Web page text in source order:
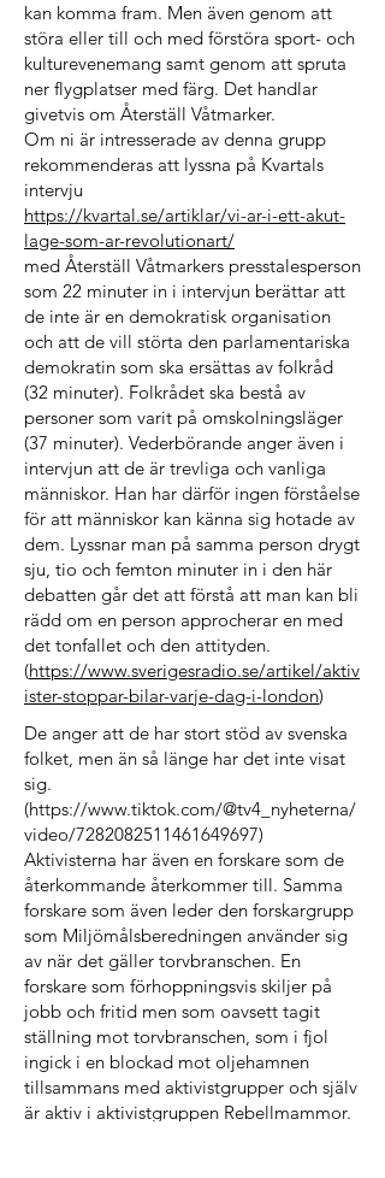
kan komma fram. Men även genom att
störa eller till och med förstöra sport- och
kulturevenemang samt genom att spruta
ner flygplatser med färg. Det handlar
givetvis om Återställ Våtmarker.
Om ni är intresserade av denna grupp
rekommenderas att lyssna på Kvartals
intervju
https://kvartal.se/artiklar/vi-ar-i-ett-akut-
lage-som-ar-revolutionart/
med Återställ Våtmarkers presstalesperson
som 22 minuter in i intervjun berättar att
de inte är en demokratisk organisation
och att de vill störta den parlamentariska
demokratin som ska ersättas av folkråd
(32 minuter). Folkrådet ska bestå av
personer som varit på omskolningsläger
(37 minuter). Vederbörande anger även i
intervjun att de är trevliga och vanliga
människor. Han har därför ingen förståelse
för att människor kan känna sig hotade av
dem. Lyssnar man på samma person drygt
sju, tio och femton minuter in i den här
debatten går det att förstå att man kan bli
rädd om en person approcherar en med
det tonfallet och den attityden.
(https://www.sverigesradio.se/artikel/aktiv
ister-stoppar-bilar-varje-dag-i-london)
​De anger att de har stort stöd av svenska
folket, men än så länge har det inte visat
sig.
(https://www.tiktok.com/@tv4_nyheterna/
video/7282082511461649697)
Aktivisterna har även en forskare som de
återkommande återkommer till. Samma
forskare som även leder den forskargrupp
som Miljömålsberedningen använder sig
av när det gäller torvbranschen. En
forskare som förhoppningsvis skiljer på
jobb och fritid men som oavsett tagit
ställning mot torvbranschen, som i fjol
ingick i en blockad mot oljehamnen
tillsammans med aktivistgrupper och själv
är aktiv i aktivistgruppen Rebellmammor.